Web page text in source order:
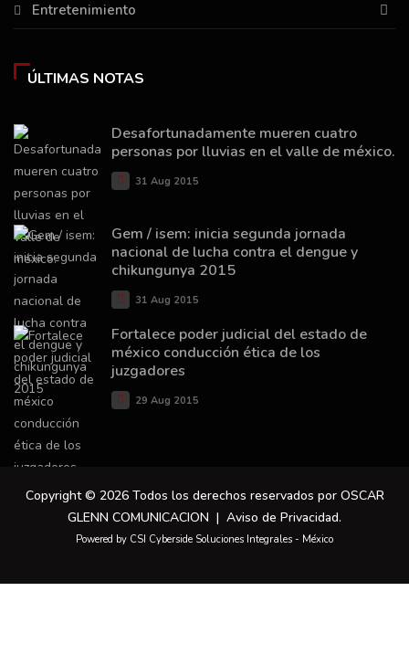
Entretenimiento
ÚLTIMAS NOTAS
Desafortunadamente mueren cuatro
personas por lluvias en el valle de méxico.
31 Aug 2015
Gem / isem: inicia segunda jornada
nacional de lucha contra el dengue y
chikungunya 2015
31 Aug 2015
Fortalece poder judicial del estado de
méxico conducción ética de los
juzgadores
29 Aug 2015
Copyright © 2026 Todos los derechos reservados por OSCAR
GLENN COMUNICACION | Aviso de Privacidad.
Powered by CSI Cyberside Soluciones Integrales - México